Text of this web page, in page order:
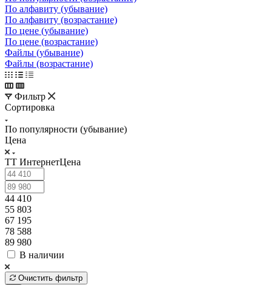
По алфавиту (убывание)
По алфавиту (возрастание)
По цене (убывание)
По цене (возрастание)
Файлы (убывание)
Файлы (возрастание)
Фильтр
Сортировка
По популярности (убывание)
Цена
ТТ ИнтернетЦена
44 410
55 803
67 195
78 588
89 980
В наличии
Очистить фильтр